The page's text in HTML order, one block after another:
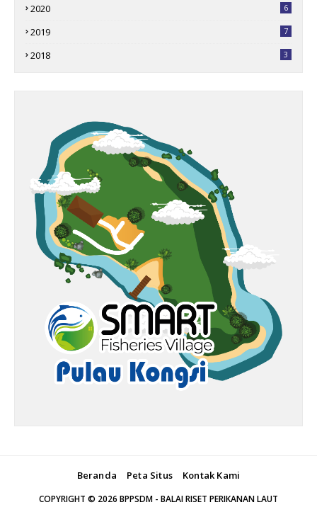
2020 6
2019 7
2018 3
Beranda Peta Situs Kontak Kami
COPYRIGHT © 2026 BPPSDM - BALAI RISET PERIKANAN LAUT